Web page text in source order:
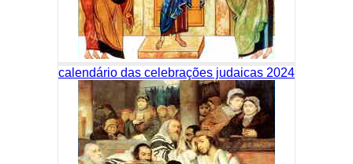
calendário das celebrações judaicas 2024